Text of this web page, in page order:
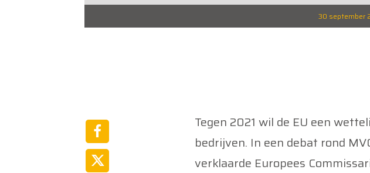
30 september
Tegen 2021 wil de EU een
bedrijven. In een debat rond
verklaarde Europees